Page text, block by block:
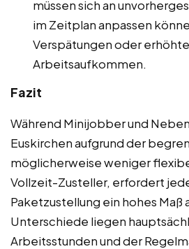
müssen sich an
im Zeitplan anpassen
Verspätungen oder
Arbeitsaufkommen.
Fazit
Während Minijobber und
Euskirchen aufgrund der
möglicherweise weniger
Vollzeit-Zusteller, erfordert
Paketzustellung ein hohes Maß
Unterschiede liegen
Arbeitsstunden und der